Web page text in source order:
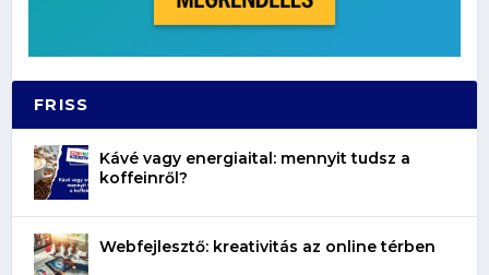
FRISS
Kávé vagy energiaital: mennyit tudsz a
koffeinről?
Webfejlesztő: kreativitás az online térben